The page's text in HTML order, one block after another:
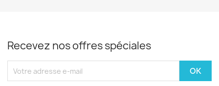
Recevez nos offres spéciales